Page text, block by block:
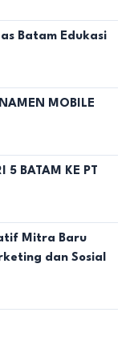
Batam Edukasi
MOBILE
5 BATAM KE PT
Mitra Baru
dan Sosial